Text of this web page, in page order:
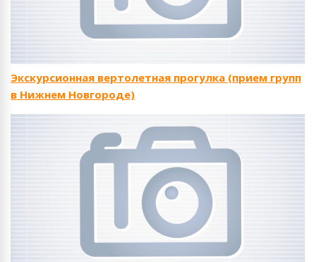
Экскурсионная вертолетная прогулка (прием групп
в Нижнем Новгороде)